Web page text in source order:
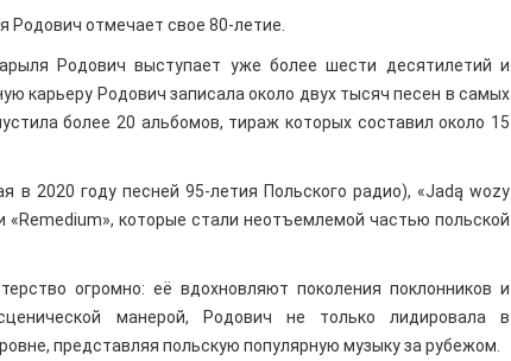
Родович отмечает свое 80-летие.
Родович выступает уже более шести десятилетий и
карьеру Родович записала около двух тысяч песен в самых
более 20 альбомов, тираж которых составил около 15
в 2020 году песней 95-летия Польского радио), «Jadą wozy
«Remedium», которые стали неотъемлемой частью польской
огромно: её вдохновляют поколения поклонников и
манерой, Родович не только лидировала в
представляя польскую популярную музыку за рубежом.